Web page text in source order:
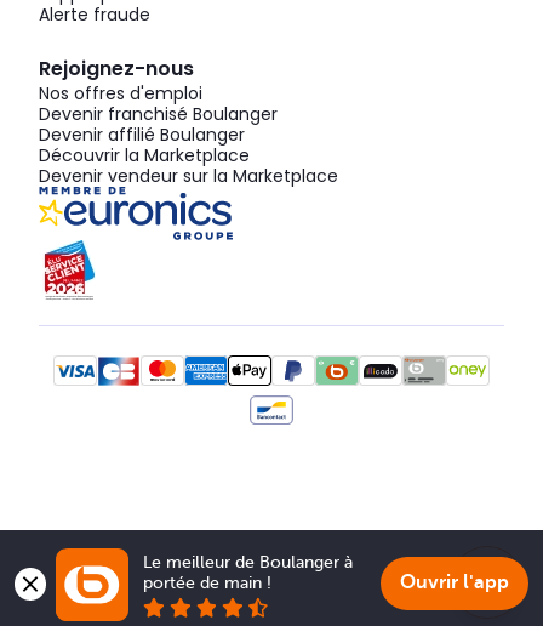
Alerte fraude
Rejoignez-nous
Nos offres d'emploi
Devenir franchisé Boulanger
Devenir affilié Boulanger
Découvrir la Marketplace
Devenir vendeur sur la Marketplace
Le meilleur de Boulanger à
portée de main !
Ouvrir l'app